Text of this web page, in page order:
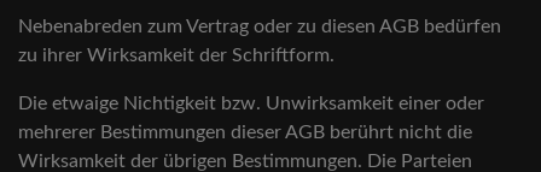
Nebenabreden zum Vertrag oder zu diesen AGB bedürfen
zu ihrer Wirksamkeit der Schriftform.
Die etwaige Nichtigkeit bzw. Unwirksamkeit einer oder
mehrerer Bestimmungen dieser AGB berührt nicht die
Wirksamkeit der übrigen Bestimmungen. Die Parteien